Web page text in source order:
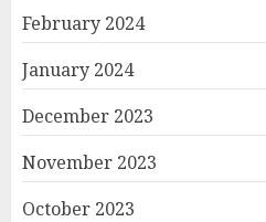
February 2024
January 2024
December 2023
November 2023
October 2023